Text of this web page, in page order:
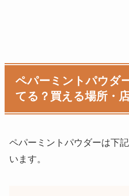
ペパーミントパウダ
てる？買える場所・
ペパーミントパウダーは下
います。